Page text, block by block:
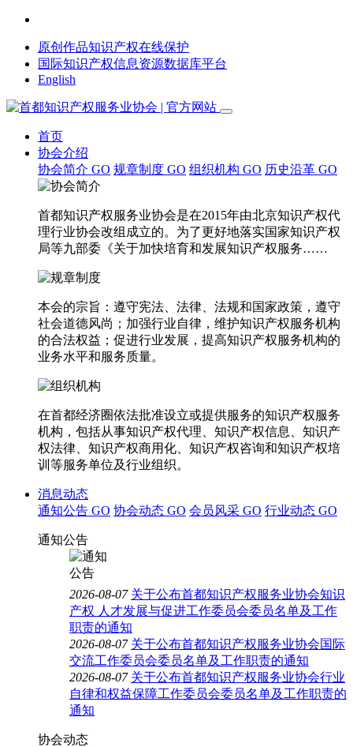
原创作品知识产权在线保护
国际知识产权信息资源数据库平台
English
首页
协会介绍
协会简介 GO 规章制度 GO 组织机构 GO 历史沿革 GO
首都知识产权服务业协会是在2015年由北京知识产权代
理行业协会改组成立的。为了更好地落实国家知识产权
局等九部委《关于加快培育和发展知识产权服务……
本会的宗旨：遵守宪法、法律、法规和国家政策，遵守
社会道德风尚；加强行业自律，维护知识产权服务机构
的合法权益；促进行业发展，提高知识产权服务机构的
业务水平和服务质量。
在首都经济圈依法批准设立或提供服务的知识产权服务
机构，包括从事知识产权代理、知识产权信息、知识产
权法律、知识产权商用化、知识产权咨询和知识产权培
训等服务单位及行业组织。
消息动态
通知公告 GO 协会动态 GO 会员风采 GO 行业动态 GO
通知公告
2026-08-07 关于公布首都知识产权服务业协会知识
产权 人才发展与促进工作委员会委员名单及工作
职责的通知
2026-08-07 关于公布首都知识产权服务业协会国际
交流工作委员会委员名单及工作职责的通知
2026-08-07 关于公布首都知识产权服务业协会行业
自律和权益保障工作委员会委员名单及工作职责的
通知
协会动态